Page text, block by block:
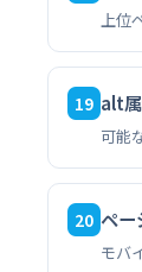
上位
19 alt
可能
20 ペー
モバ